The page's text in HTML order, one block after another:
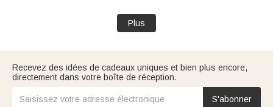
Plus
Recevez des idées de cadeaux uniques et bien plus encore,
directement dans votre boîte de réception.
S'abonner